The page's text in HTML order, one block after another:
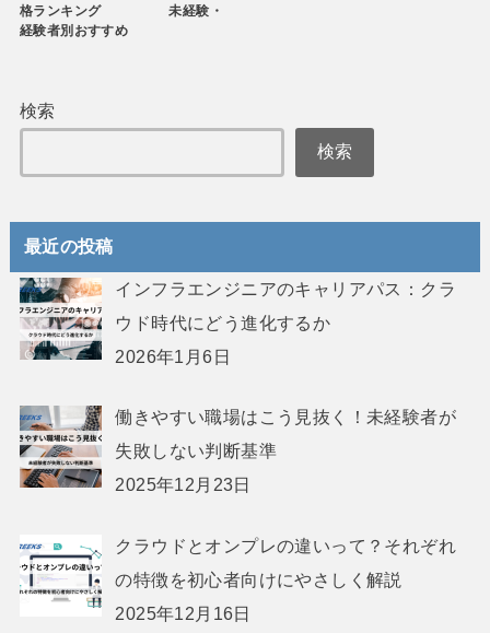
格ランキング 未経験・
経験者別おすすめ
検索
検索
最近の投稿
インフラエンジニアのキャリアパス：クラ
ウド時代にどう進化するか
2026年1月6日
働きやすい職場はこう見抜く！未経験者が
失敗しない判断基準
2025年12月23日
クラウドとオンプレの違いって？それぞれ
の特徴を初心者向けにやさしく解説
2025年12月16日